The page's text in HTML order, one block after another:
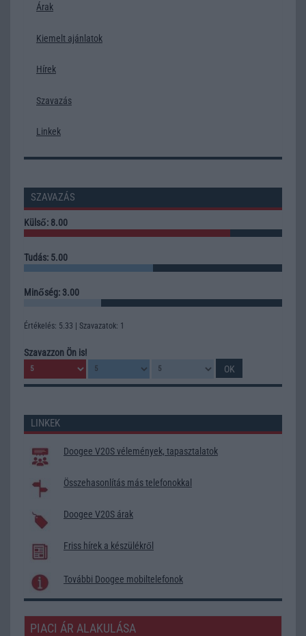
Árak
Kiemelt ajánlatok
Hírek
Szavazás
Linkek
SZAVAZÁS
Külső: 8.00
Tudás: 5.00
Minőség: 3.00
Értékelés: 5.33 | Szavazatok: 1
Szavazzon Ön is!
LINKEK
Doogee V20S vélemények, tapasztalatok
Összehasonlítás más telefonokkal
Doogee V20S árak
Friss hírek a készülékről
További Doogee mobiltelefonok
PIACI ÁR ALAKULÁSA